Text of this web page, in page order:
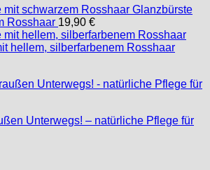
Glanzbürste
Rosshaar 19,90 €
hellem, silberfarbenem Rosshaar
Unterwegs! – natürliche Pflege für